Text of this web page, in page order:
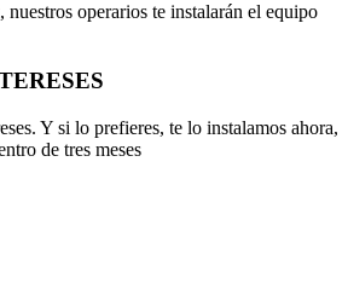
nuestros operarios te instalarán el equipo
Y si lo prefieres, te lo instalamos ahora,
de tres meses